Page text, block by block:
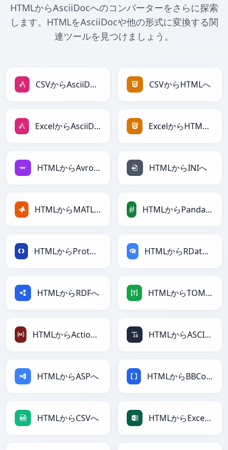
HTMLからAsciiDocへのコンバーターをさらに探索
します。HTMLをAsciiDocや他の形式に変換する関
連ツールを見つけましょう。
CSVからAsciiDocへ CSVからHTMLへ
ExcelからAsciiDocへ ExcelからHTMLへ
HTMLからAvroへ HTMLからINIへ
HTMLからMATLABへ HTMLからPandasDataFrameへ
HTMLからProtobufへ HTMLからRDataFrameへ
HTMLからRDFへ HTMLからTOMLへ
HTMLからActionScriptへ HTMLからASCIIへ
HTMLからASPへ HTMLからBBCodeへ
HTMLからCSVへ HTMLからExcelへ